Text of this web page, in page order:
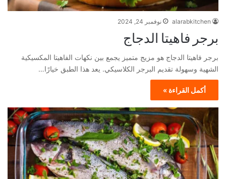
alarabkitchen نوفمبر 24, 2024
برجر فاهيتا الدجاج
برجر فاهيتا الدجاج هو مزيج متميز يجمع بين نكهات الفاهيتا المكسيكية
الشهية وسهولة تقديم البرجر الكلاسيكي. يعد هذا الطبق خيارًا…
أكمل القراءة »